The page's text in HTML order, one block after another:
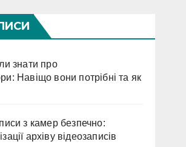
знати про
Навіщо вони потрібні та як
з камер безпечно:
архіву відеозаписів